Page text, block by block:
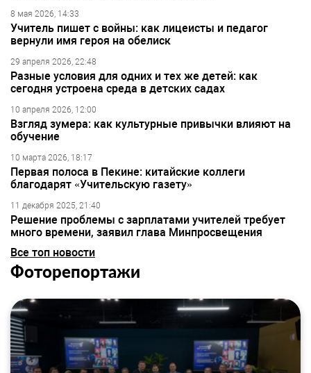
8 мая 2026, 14:33
Учитель пишет с войны: как лицеисты и педагог
вернули имя героя на обелиск
29 апреля 2026, 22:48
Разные условия для одних и тех же детей: как
сегодня устроена среда в детских садах
10 апреля 2026, 12:00
Взгляд зумера: как культурные привычки влияют на
обучение
10 марта 2026, 18:17
Первая полоса в Пекине: китайские коллеги
благодарят «Учительскую газету»
11 декабря 2025, 21:40
Решение проблемы с зарплатами учителей требует
много времени, заявил глава Минпросвещения
Все топ новости
Фоторепортажи